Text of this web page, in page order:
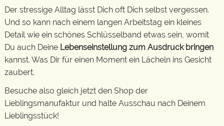
Der stressige Alltag lässt Dich oft Dich selbst vergessen.
Und so kann nach einem langen Arbeitstag ein kleines
Detail wie ein schönes Schlüsselband etwas sein, womit
Du auch Deine Lebenseinstellung zum Ausdruck bringen
kannst. Was Dir für einen Moment ein Lächeln ins Gesicht
zaubert.
Besuche also gleich jetzt den Shop der
Lieblingsmanufaktur und halte Ausschau nach Deinem
Lieblingsstück!